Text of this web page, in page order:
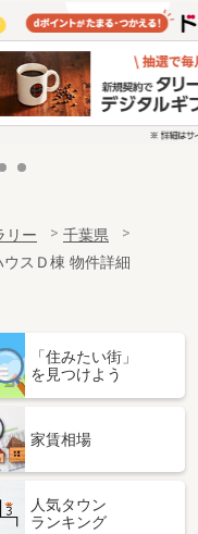
リー
千葉県
スＤ棟 物件詳細
「住みたい街」
を見つけよう
家賃相場
人気タウン
ランキング